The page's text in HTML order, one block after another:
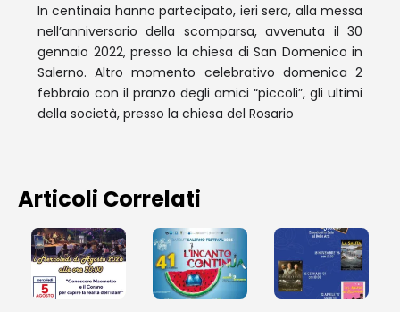
In centinaia hanno partecipato, ieri sera, alla messa
nell’anniversario della scomparsa, avvenuta il 30
gennaio 2022, presso la chiesa di San Domenico in
Salerno. Altro momento celebrativo domenica 2
febbraio con il pranzo degli amici “piccoli”, gli ultimi
della società, presso la chiesa del Rosario
Articoli Correlati